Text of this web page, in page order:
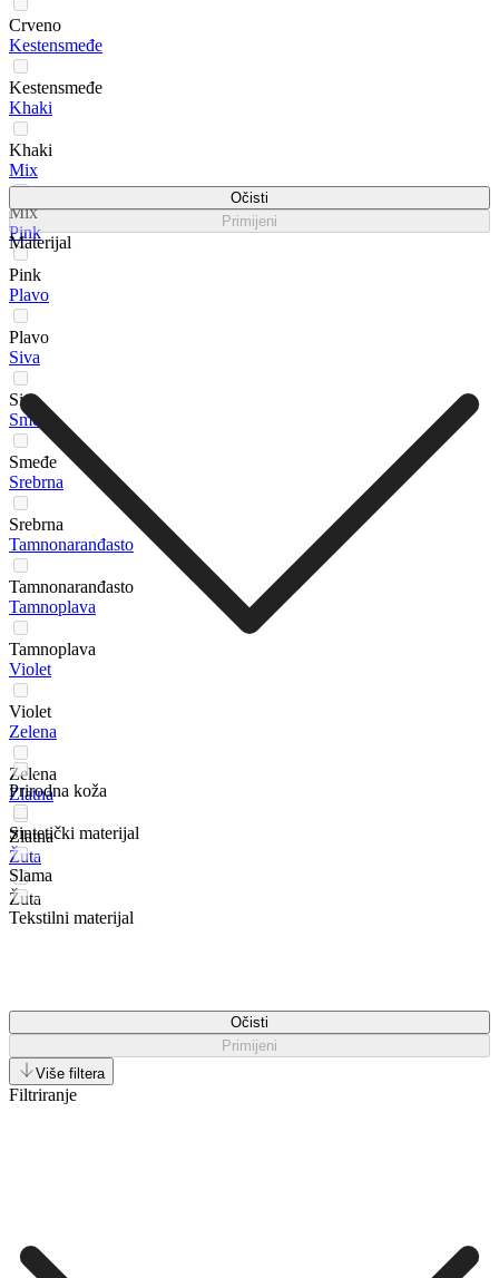
Crveno
Kestensmeđe
Kestensmeđe
Khaki
Khaki
Mix
Mix
Pink
Pink
Plavo
Plavo
Siva
Siva
Smeđe
Smeđe
Srebrna
Srebrna
Tamnonaranđasto
Tamnonaranđasto
Tamnoplava
Tamnoplava
Violet
Violet
Zelena
Zelena
Zlatna
Zlatna
Žuta
Žuta
Očisti
Primijeni
Materijal
Prirodna koža
Sintetički materijal
Slama
Tekstilni materijal
Očisti
Primijeni
Više filtera
Filtriranje